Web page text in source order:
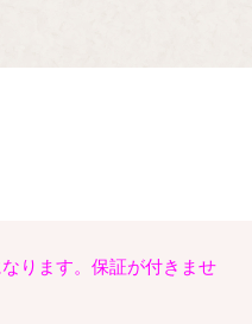
ります。保証が付きませ